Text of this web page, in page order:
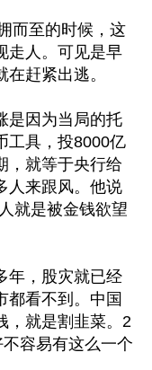
而至的时候，这
走人。可见是早
赶紧出逃。
是因为当局的托
工具，投8000亿
，就等于央行给
人来跟风。他说
就是被金钱欲望
年，股灾就已经
都看不到。中国
，就是割韭菜。2
容易有这么一个